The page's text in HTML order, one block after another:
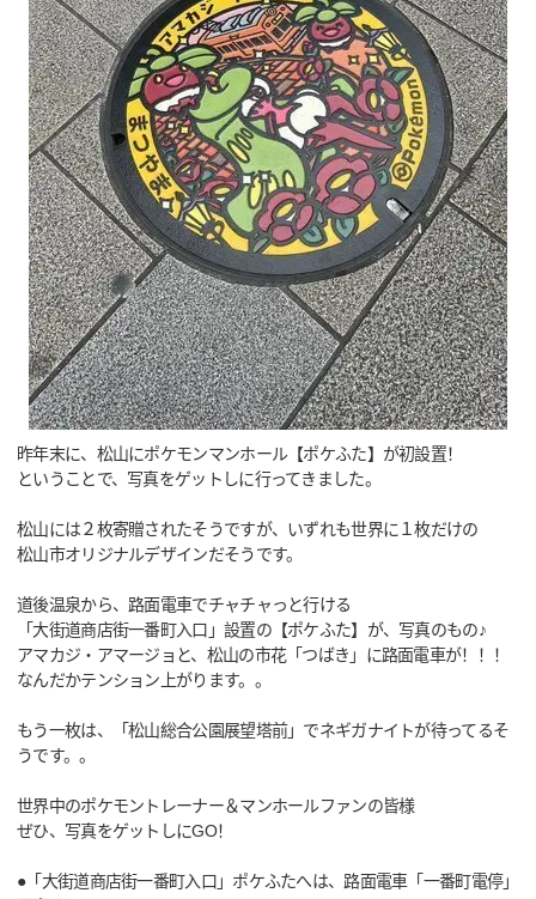
昨年末に、松山にポケモンマンホール【ポケふた】が初設置！
ということで、写真をゲットしに行ってきました。
松山には２枚寄贈されたそうですが、いずれも世界に１枚だけの
松山市オリジナルデザインだそうです。
道後温泉から、路面電車でチャチャっと行ける
「大街道商店街一番町入口」設置の【ポケふた】が、写真のもの♪
アマカジ・アマージョと、松山の市花「つばき」に路面電車が！！！
なんだかテンション上がります。。
もう一枚は、「松山総合公園展望塔前」でネギガナイトが待ってるそ
うです。。
世界中のポケモントレーナー＆マンホールファンの皆様
ぜひ、写真をゲットしにGO！
●「大街道商店街一番町入口」ポケふたへは、路面電車「一番町電停」